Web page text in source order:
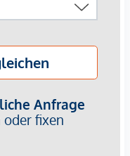
im 2. Dachgeschoss
m² sowie eine
wie folgt:
(ca. 9 m²)